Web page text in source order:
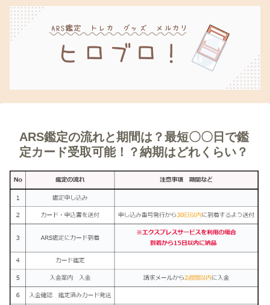
ARS鑑定の流れと期間は？最短〇〇日で鑑
定カード受取可能！？納期はどれくらい？